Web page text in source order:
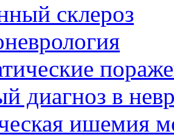
склероз
диагноз в
ишемия